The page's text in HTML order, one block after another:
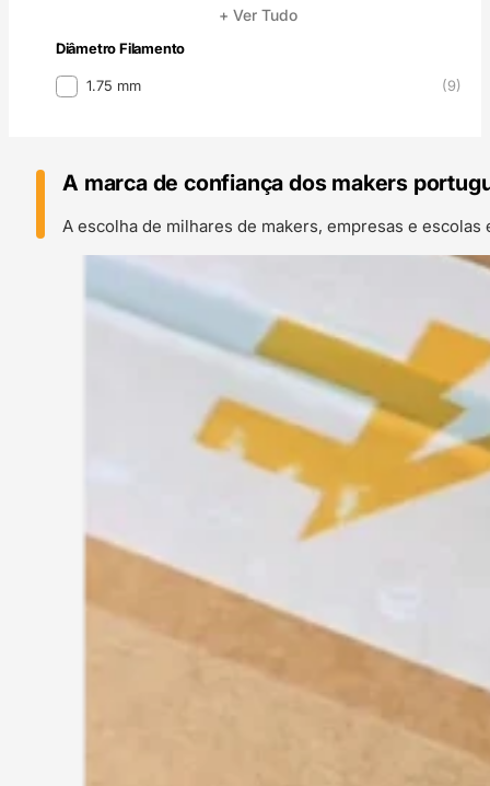
+ Ver Tudo
Diâmetro Filamento
Diâmetro Filamento
1.75 mm (9)
A marca de confiança dos makers
A escolha de milhares de makers, empresas e escolas